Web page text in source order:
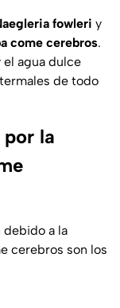
fowleri y
come cerebros.
agua dulce
de todo
por la
debido a la
cerebros son los